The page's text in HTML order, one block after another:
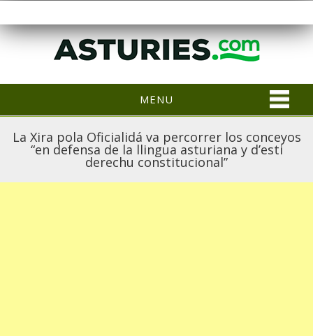
MENU
La Xira pola Oficialidá va percorrer los conceyos
“en defensa de la llingua asturiana y d’esti
derechu constitucional”